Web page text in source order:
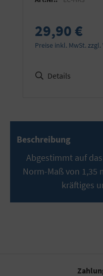
29,90 €
Preise inkl. MwSt.
Details
Beschreibung
Abgestimmt auf
Norm-Maß von
kräftiges